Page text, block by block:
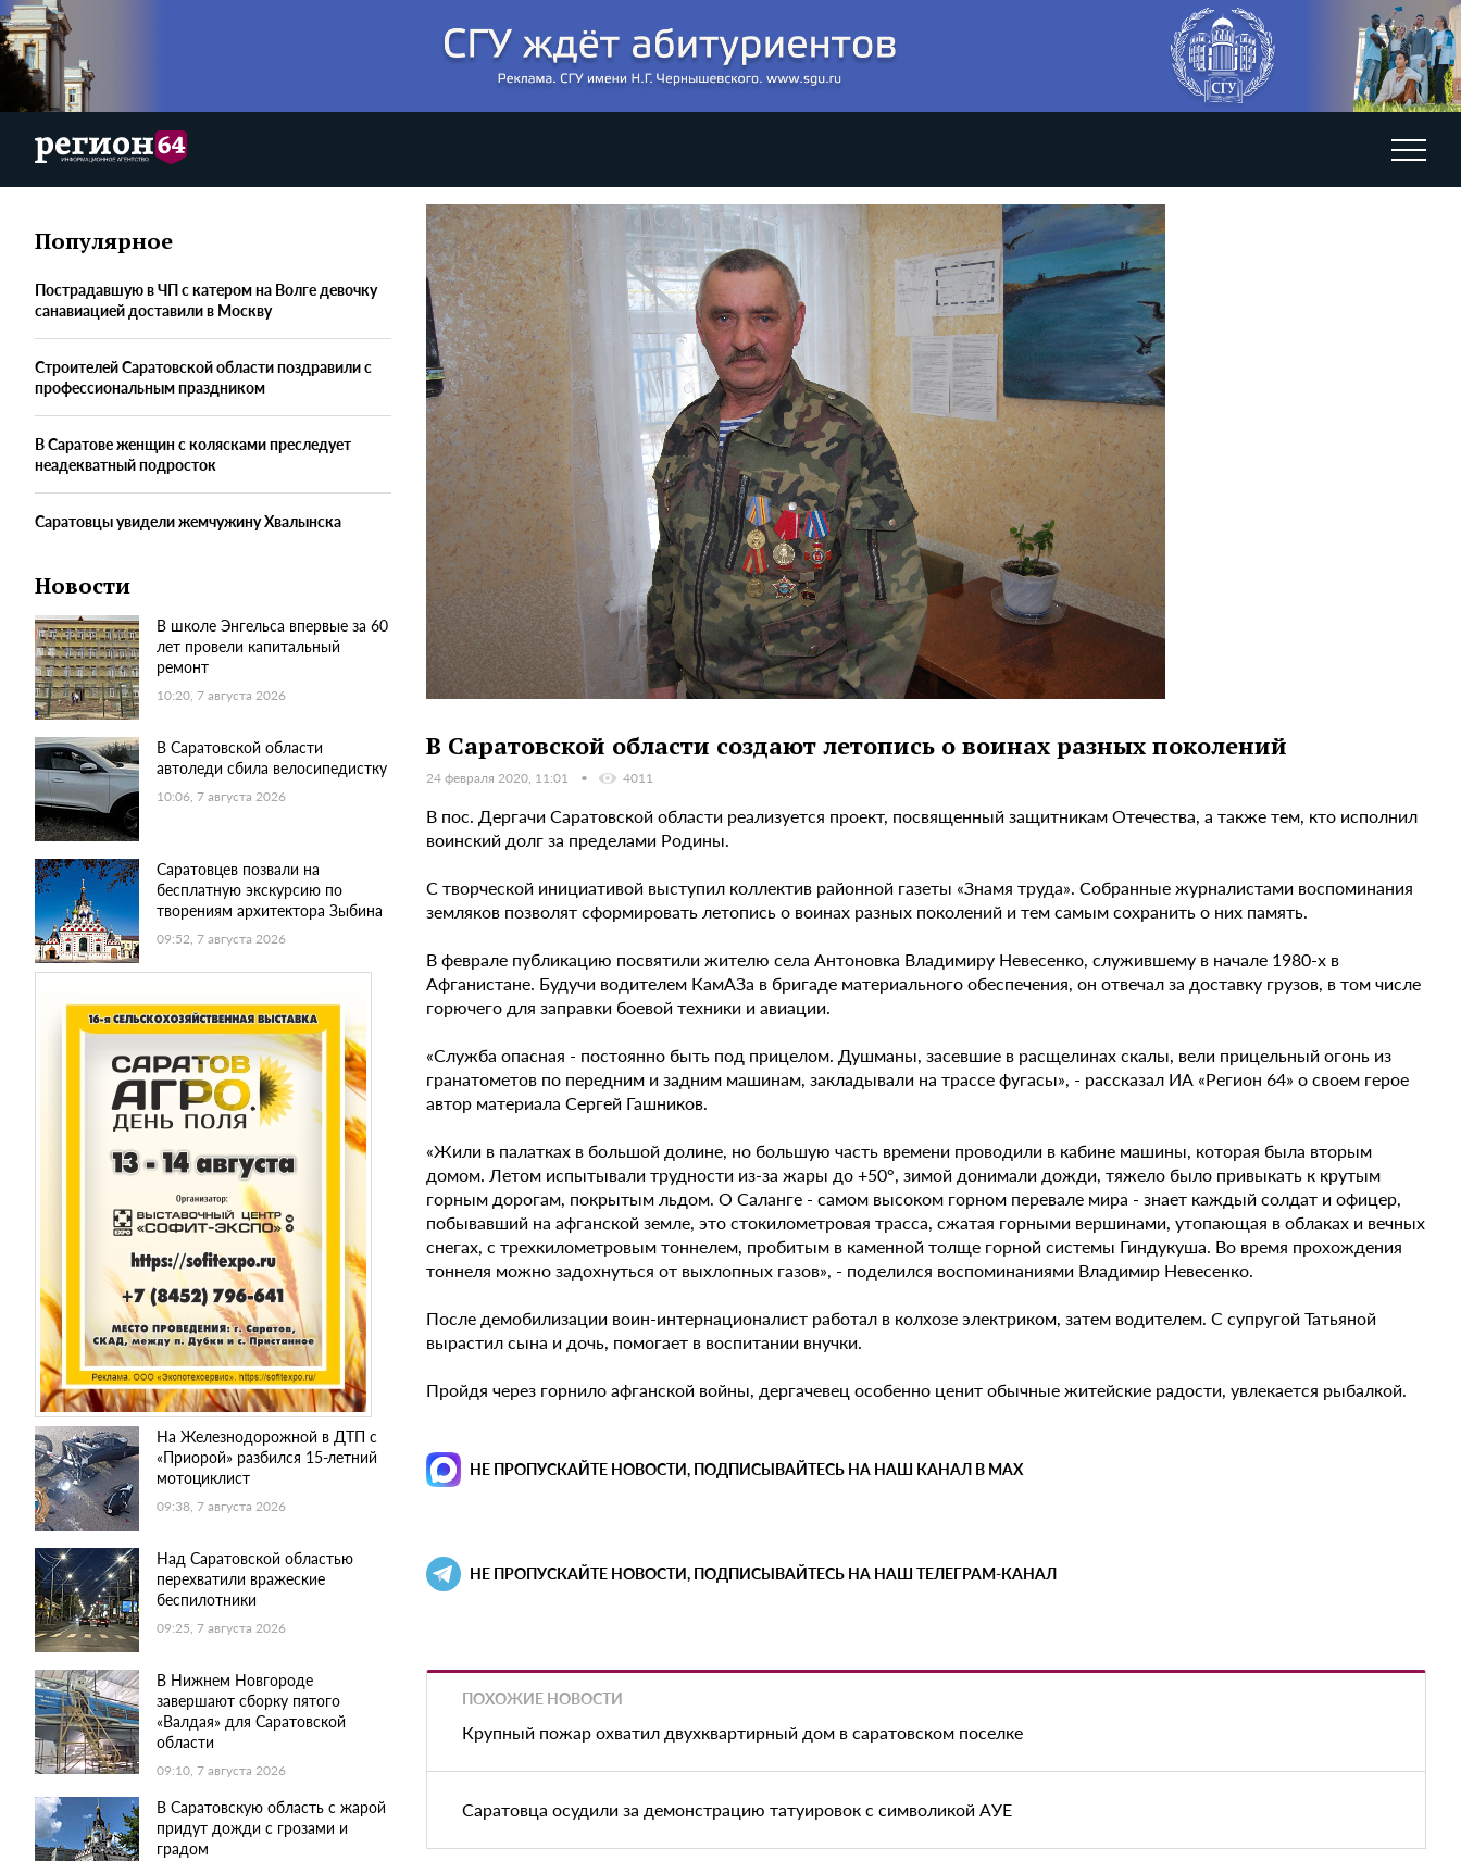
Популярное
Пострадавшую в ЧП с катером на Волге девочку
санавиацией доставили в Москву
Строителей Саратовской области поздравили с
профессиональным праздником
В Саратове женщин с колясками преследует
неадекватный подросток
Саратовцы увидели жемчужину Хвалынска
Новости
В школе Энгельса впервые за 60
лет провели капитальный
ремонт
10:20, 7 августа 2026
В Саратовской области
автоледи сбила велосипедистку
10:06, 7 августа 2026
Саратовцев позвали на
бесплатную экскурсию по
творениям архитектора Зыбина
09:52, 7 августа 2026
На Железнодорожной в ДТП с
«Приорой» разбился 15-летний
мотоциклист
09:38, 7 августа 2026
Над Саратовской областью
перехватили вражеские
беспилотники
09:25, 7 августа 2026
В Нижнем Новгороде
завершают сборку пятого
«Валдая» для Саратовской
области
09:10, 7 августа 2026
В Саратовскую область с жарой
придут дожди с грозами и
градом
В Саратовской области создают летопись о воинах разных поколений
24 февраля 2020, 11:01 4011
В пос. Дергачи Саратовской области реализуется проект, посвященный защитникам Отечества, а также тем, кто исполнил
воинский долг за пределами Родины.
С творческой инициативой выступил коллектив районной газеты «Знамя труда». Собранные журналистами воспоминания
земляков позволят сформировать летопись о воинах разных поколений и тем самым сохранить о них память.
В феврале публикацию посвятили жителю села Антоновка Владимиру Невесенко, служившему в начале 1980-х в
Афганистане. Будучи водителем КамАЗа в бригаде материального обеспечения, он отвечал за доставку грузов, в том числе
горючего для заправки боевой техники и авиации.
«Служба опасная - постоянно быть под прицелом. Душманы, засевшие в расщелинах скалы, вели прицельный огонь из
гранатометов по передним и задним машинам, закладывали на трассе фугасы», - рассказал ИА «Регион 64» о своем герое
автор материала Сергей Гашников.
«Жили в палатках в большой долине, но большую часть времени проводили в кабине машины, которая была вторым
домом. Летом испытывали трудности из-за жары до +50°, зимой донимали дожди, тяжело было привыкать к крутым
горным дорогам, покрытым льдом. О Саланге - самом высоком горном перевале мира - знает каждый солдат и офицер,
побывавший на афганской земле, это стокилометровая трасса, сжатая горными вершинами, утопающая в облаках и вечных
снегах, с трехкилометровым тоннелем, пробитым в каменной толще горной системы Гиндукуша. Во время прохождения
тоннеля можно задохнуться от выхлопных газов», - поделился воспоминаниями Владимир Невесенко.
После демобилизации воин-интернационалист работал в колхозе электриком, затем водителем. С супругой Татьяной
вырастил сына и дочь, помогает в воспитании внучки.
Пройдя через горнило афганской войны, дергачевец особенно ценит обычные житейские радости, увлекается рыбалкой.
НЕ ПРОПУСКАЙТЕ НОВОСТИ, ПОДПИСЫВАЙТЕСЬ НА НАШ КАНАЛ В MAX
НЕ ПРОПУСКАЙТЕ НОВОСТИ, ПОДПИСЫВАЙТЕСЬ НА НАШ ТЕЛЕГРАМ-КАНАЛ
ПОХОЖИЕ НОВОСТИ
Крупный пожар охватил двухквартирный дом в саратовском поселке
Саратовца осудили за демонстрацию татуировок с символикой АУЕ